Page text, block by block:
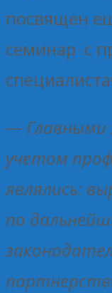
посвящен
семинар с
— Главными
учетом
являлись:
по